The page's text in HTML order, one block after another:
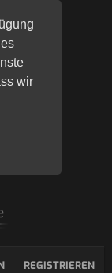
wir
REGISTRIEREN